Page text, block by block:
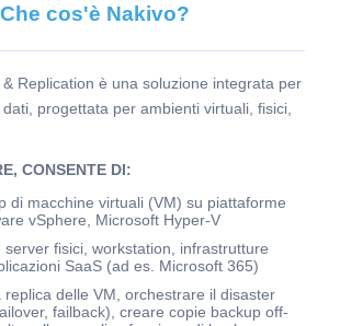
Che cos'è Nakivo?
& Replication è una soluzione integrata per
progettata per ambienti virtuali, fisici,
CONSENTE DI:
di macchine virtuali (VM) su piattaforme
vSphere, Microsoft Hyper-V
server fisici, workstation, infrastrutture
SaaS (ad es. Microsoft 365)
replica delle VM, orchestrare il disaster
failback), creare copie backup off-